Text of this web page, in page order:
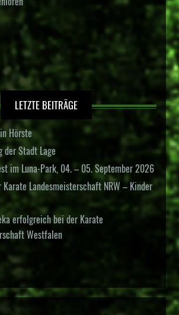
LETZTE BEITRÄGE
Hörste
der Stadt Lage
im Luna-Park, 04. – 05. September 2026
Landesmeisterschaft NRW – Kinder
erfolgreich bei der Karate
Westfalen